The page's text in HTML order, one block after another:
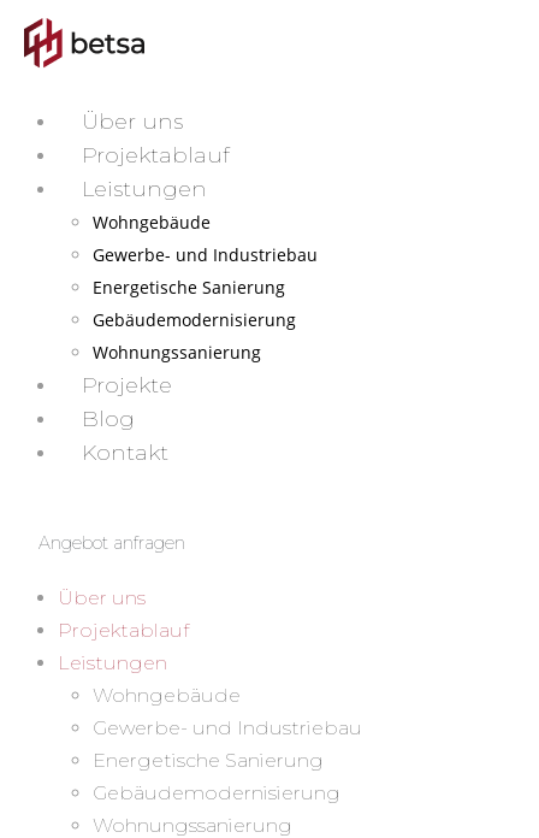
Über uns
Projektablauf
Leistungen
Wohngebäude
Gewerbe- und Industriebau
Energetische Sanierung
Gebäudemodernisierung
Wohnungssanierung
Projekte
Blog
Kontakt
Angebot anfragen
Über uns
Projektablauf
Leistungen
Wohngebäude
Gewerbe- und Industriebau
Energetische Sanierung
Gebäudemodernisierung
Wohnungssanierung